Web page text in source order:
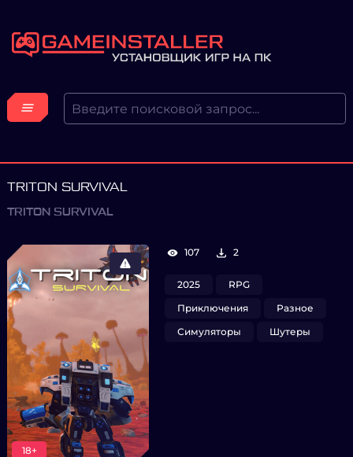
TRITON SURVIVAL
TRITON SURVIVAL
18+
107 2
2025
RPG
Приключения
Разное
Симуляторы
Шутеры